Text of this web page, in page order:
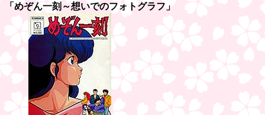
「めぞん一刻～想いでのフォトグラフ」